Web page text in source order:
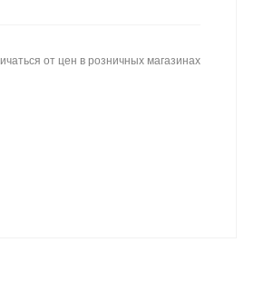
от цен в розничных магазинах